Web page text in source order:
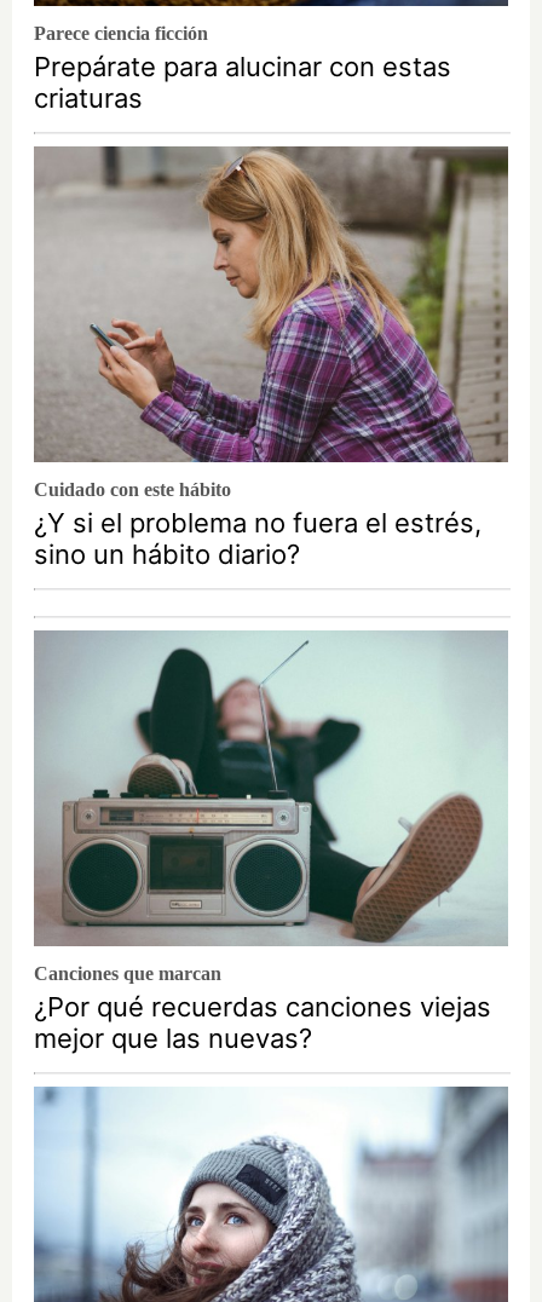
Parece ciencia ficción
Prepárate para alucinar con estas
criaturas
Cuidado con este hábito
¿Y si el problema no fuera el estrés,
sino un hábito diario?
Canciones que marcan
¿Por qué recuerdas canciones viejas
mejor que las nuevas?